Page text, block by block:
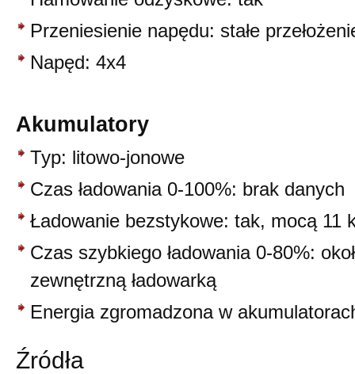
Przeniesienie napędu: stałe
Napęd: 4x4
Akumulatory
Typ: litowo-jonowe
Czas ładowania 0-100%: brak danych
Ładowanie bezstykowe: tak, mocą 11
Czas szybkiego ładowania 0-80%:
zewnętrzną ładowarką
Energia zgromadzona w
Źródła